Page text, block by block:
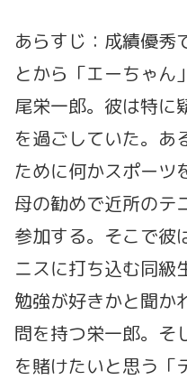
あらすじ：成績優秀
とから「エーちゃん
尾栄一郎。彼は特に
を過ごしていた。あ
ために何かスポーツ
母の勧めで近所のテ
参加する。そこで彼
ニスに打ち込む同級
勉強が好きかと聞か
問を持つ栄一郎。そ
を賭けたいと思う「